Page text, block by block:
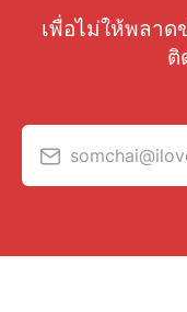
เพื่อไม่ให้พลาด
ติ